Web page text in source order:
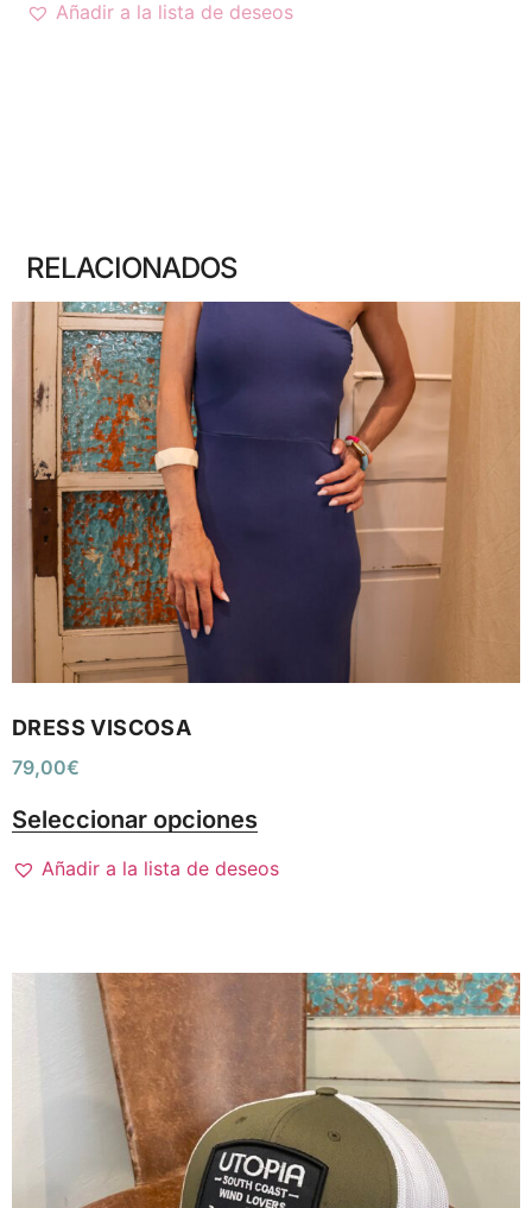
Añadir a la lista de deseos
RELACIONADOS
DRESS VISCOSA
79,00€
Seleccionar opciones
Añadir a la lista de deseos